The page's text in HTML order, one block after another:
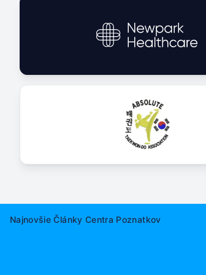
Najnovšie Články Centra Poznatkov